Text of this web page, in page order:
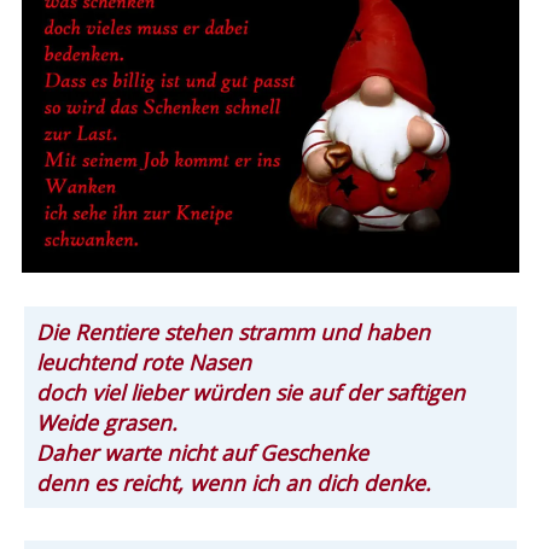
Die Rentiere stehen stramm und haben
leuchtend rote Nasen
doch viel lieber würden sie auf der saftigen
Weide grasen.
Daher warte nicht auf Geschenke
denn es reicht, wenn ich an dich denke.